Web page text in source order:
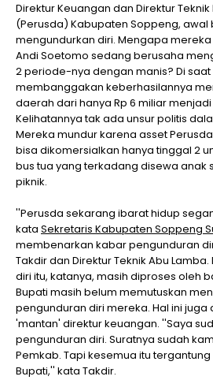
Direktur Keuangan dan Direktur
(Perusda) Kabupaten Soppeng, awal
mengundurkan diri. Mengapa
Andi Soetomo sedang berusaha
2 periode-nya dengan manis? Di
membanggakan keberhasilannya
daerah dari hanya Rp 6 miliar menjadi
Kelihatannya tak ada unsur politis
Mereka mundur karena asset
bisa dikomersialkan hanya tinggal 2
bus tua yang terkadang disewa anak
piknik.
''Perusda sekarang ibarat hidup
kata Sekretaris Kabupaten Soppeng
membenarkan kabar pengunduran
Takdir dan Direktur Teknik Abu
diri itu, katanya, masih diproses oleh
Bupati masih belum memutuskan
pengunduran diri mereka. Hal ini juga
'mantan' direktur keuangan. ''Saya
pengunduran diri. Suratnya sudah
Pemkab. Tapi kesemua itu
Bupati,'' kata Takdir.